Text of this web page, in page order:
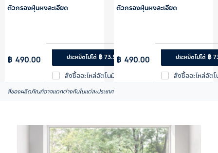
ตัวกรองฝุ่นผงละเอียด
฿ 490.00 ประหยัดไปได้ ฿ 73.50
สั่งซื้ออะไหล่อัตโนมัติ
ตัวกรองฝุ่นผงละเอียด
฿ 490.00 ประหยัดไปได้ ฿
สั่งซื้ออะไหล่อัต
สีของผลิตภัณฑ์อาจแตกต่างกันในแต่ละประเทศ